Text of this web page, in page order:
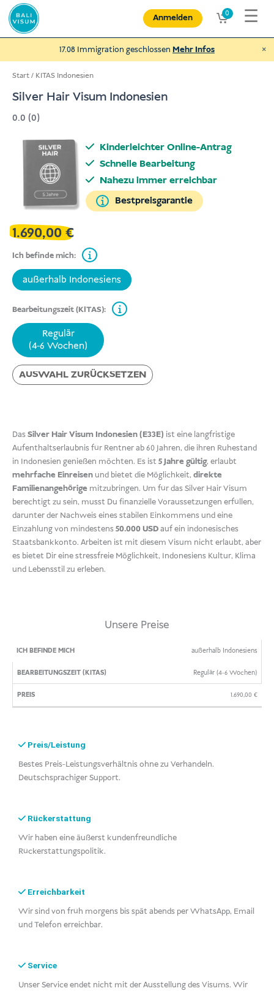
Zum
Inhalt
springen
Anmelden 0 ☰
17.08 Immigration geschlossen Mehr Infos ×
Start/ KITAS Indonesien
Silver Hair Visum Indonesien
0.0 (0)
Kinderleichter Online-Antrag
Schnelle Bearbeitung
Nahezu immer erreichbar
Bestpreisgarantie
1.690,00€
Ich befinde mich:
außerhalb Indonesiens
Bearbeitungszeit (KITAS):
Regulär
(4-6 Wochen)
AUSWAHL ZURÜCKSETZEN
Das Silver Hair Visum Indonesien (E33E) ist eine langfristige
Aufenthaltserlaubnis für Rentner ab 60 Jahren, die ihren Ruhestand
in Indonesien genießen möchten. Es ist 5 Jahre gültig, erlaubt
mehrfache Einreisen und bietet die Möglichkeit, direkte
Familienangehörige mitzubringen. Um für das Silver Hair Visum
berechtigt zu sein, musst Du finanzielle Voraussetzungen erfüllen,
darunter der Nachweis eines stabilen Einkommens und eine
Einzahlung von mindestens 50.000 USDauf ein indonesisches
Staatsbankkonto. Arbeiten ist mit diesem Visum nicht erlaubt, aber
es bietet Dir eine stressfreie Möglichkeit, Indonesiens Kultur, Klima
und Lebensstil zu erleben.
Unsere Preise
ICH
MICH
BEARBEITUNGSZEIT
außerhalb Indonesiens
Regulär (4-6 Wochen)
1.690,00€
Preis/Leistung
Bestes Preis-Leistungsverhältnis ohne zu Verhandeln.
Deutschsprachiger Support.
Rückerstattung
Wir haben eine äußerst kundenfreundliche
Rückerstattungspolitik.
Erreichbarkeit
Wir sind von früh morgens bis spät abends per WhatsApp, Email
und Telefon erreichbar.
Service
Unser Service endet nicht mit der Ausstellung des Visums. Wir
mehr
€ Spenden